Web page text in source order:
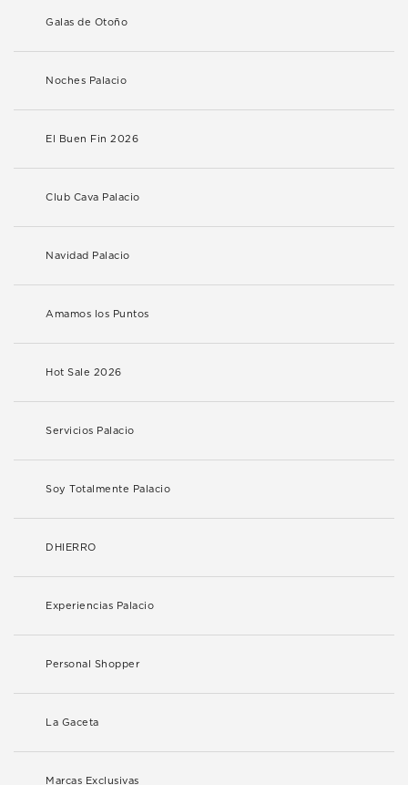
Galas de Otoño
Noches Palacio
El Buen Fin 2026
Club Cava Palacio
Navidad Palacio
Amamos los Puntos
Hot Sale 2026
Servicios Palacio
Soy Totalmente Palacio
DHIERRO
Experiencias Palacio
Personal Shopper
La Gaceta
Marcas Exclusivas